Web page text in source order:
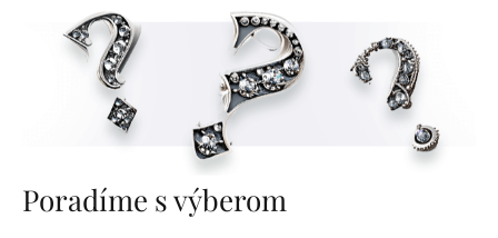
Poradíme s výberom